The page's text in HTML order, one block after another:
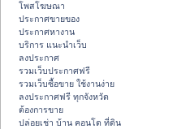
โพสโฆษณา
ประกาศขายของ
ประกาศหางาน
บริการ แนะนำเว็บ
ลงประกาศ
รวมเว็บประกาศฟรี
รวมเว็บซื้อขาย ใช้งานง่าย
ลงประกาศฟรี ทุกจังหวัด
ต้องการขาย
ปล่อยเช่า บ้าน คอนโด ที่ดิน